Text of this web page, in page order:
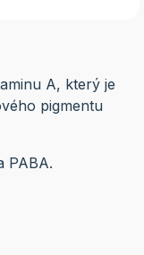
A, který je
pigmentu
PABA.